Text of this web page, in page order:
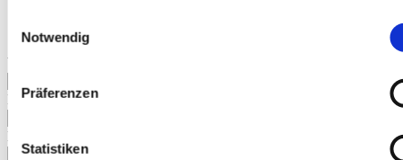
Notwendig
Präferenzen
Statistiken
Frau
Vorname
Nachname
Email